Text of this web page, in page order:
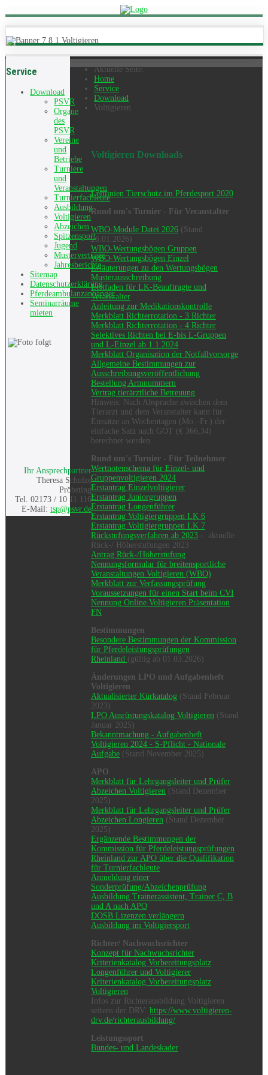
Service
Download
PSVR
Organe
des
PSVR
Vereine
und
Betriebe
Turniere
und
Veranstaltungen
Turnierfachleute
Ausbildung
Voltigieren
Abzeichen
Spitzensport
Jugend
Musterverträge
Jahresberichte
Sitemap
Datenschutzerklärung
Pferdeambulanzanhänger
Seminarräume
mieten
Ihr Ansprechpartner
Theresa Schulze
Pröbsting
Tel. 02173 / 10 11 116
E-Mail:tsp@psvr.de
Aktuelle Seite:
Home
Service
Download
Voltigieren
Voltigieren Downloads
Leitlinien Tierschutz im Pferdesport 2020
Rund um's Turnier - Für Veranstalter
WBO-Module Datei 2026 (Stand
26.01.2026)
WBO-Wertungsbögen Gruppen
WBO-Wertungsbögen Einzel
Erläuterungen zu den Wertungsbögen
Musterausschreibung
Leitfaden für LK-Beauftragte und
Veranstalter
Anleitung zur Medikationskontrolle
Merkblatt Richterrotation - 3 Richter
Merkblatt Richterrotation - 4 Richter
Selektives Richten bei E-bis L-Gruppen
und L-Einzel ab 1.1.2024
Merkblatt Organisation der Notfallvorsorge
Allgemeine Bestimmungen zur
Ausschreibungsveröffentlichung
Bestellung Armnummern
Vertrag tierärztliche Betreuung
Hinweis: Nach Absprache zwischen dem
Tierarzt und dem Veranstalter kann für
Einsätze an Wochentagen (Mo.–Fr.) der
einfache Satz nach GOT (€ 366,34)
berechnet werden.
Rund um's Turnier - Für Teilnehmer
Wertnotenschema für Einzel- und
Gruppenvoltigieren 2024
Erstantrag Einzelvoltigierer
Erstantrag Juniorgruppen
Erstantrag Longenführer
Erstantrag Voltigiergruppen LK 6
Erstantrag Voltigiergruppen LK 7
Rückstufungsverfahren ab 2023 - aktuelle
Rück-/ Höherstufungen 2023
Antrag Rück-/Höherstufung
Nennungsformular für breitensportliche
Veranstaltungen Voltigieren (WBO)
Merkblatt zur Verfassungsprüfung
Voraussetzungen für einen Start beim CVI
Nennung Online Voltigieren Präsentation
FN
Bestimmungen
Besondere Bestimmungen der Kommission
für Pferdeleistungsprüfungen
Rheinland (gültig ab 01.03.2026)
Änderungen LPO und Aufgabenheft
Voltigieren
Aktualisierter Kürkatalog (Stand Februar
2023)
LPO Ausrüstungskatalog Voltigieren (Stand
Januar 2025)
Bekanntmachung - Aufgabenheft
Voltigieren 2024 - S-Pflicht - Nationale
Aufgabe (Stand November 2025)
APO
Merkblatt für Lehrgangsleiter und Prüfer
Abzeichen Voltigieren (Stand Dezember
2025)
Merkblatt für Lehrgangsleiter und Prüfer
Abzeichen Longieren (Stand Dezember
2025)
Ergänzende Bestimmungen der
Kommission für Pferdeleistungsprüfungen
Rheinland zur APO über die Qualifikation
für Turnierfachleute
Anmeldung einer
Sonderprüfung/Abzeichenprüfung
Ausbildung Trainerassistent, Trainer C, B
und A nach APO
DOSB Lizenzen verlängern
Ausbildung im Voltigiersport
Richter/ Nachwuchsrichter
Konzept für Nachwuchsrichter
Kriterienkatalog Vorbereitungsplatz
Longenführer und Voltigierer
Kriterienkatalog Vorbereitungsplatz
Voltigieren
Infos zur Richterausbildung Voltigieren
seitens der DRV:https://www.voltigieren-
drv.de/richterausbildung/
Leistungssport
Bundes- und Landeskader